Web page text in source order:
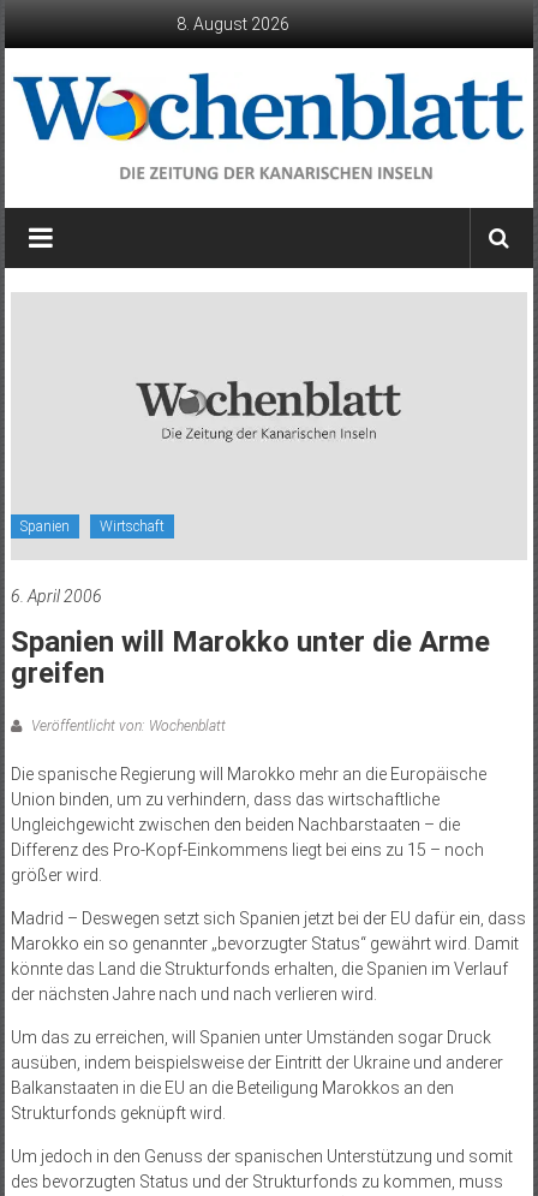
8. August 2026
Wochenblatt
die
Spanien Wirtschaft
6. April 2006
Spanien will Marokko unter die Arme
greifen
Veröffentlicht von: Wochenblatt
Die spanische Regierung will Marokko mehr an die Europäische
Union binden, um zu verhindern, dass das wirtschaftliche
Ungleichgewicht zwischen den beiden Nachbarstaaten – die
Differenz des Pro-Kopf-Einkommens liegt bei eins zu 15 – noch
größer wird.
Madrid – Deswegen setzt sich Spanien jetzt bei der EU dafür ein, dass
Marokko ein so genannter „bevorzugter Status“ gewährt wird. Damit
könnte das Land die Strukturfonds erhalten, die Spanien im Verlauf
der nächsten Jahre nach und nach verlieren wird.
Um das zu erreichen, will Spanien unter Umständen sogar Druck
ausüben, indem beispielsweise der Eintritt der Ukraine und anderer
Balkanstaaten in die EU an die Beteiligung Marokkos an den
Strukturfonds geknüpft wird.
Um jedoch in den Genuss der spanischen Unterstützung und somit
des bevorzugten Status und der Strukturfonds zu kommen, muss